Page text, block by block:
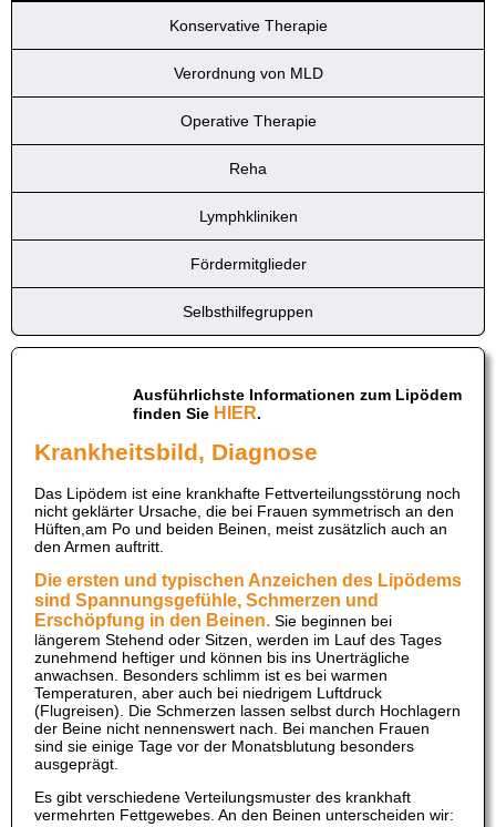
Konservative Therapie
Verordnung von MLD
Operative Therapie
Reha
Lymphkliniken
Fördermitglieder
Selbsthilfegruppen
Ausführlichste Informationen zum Lipödem
finden Sie HIER.
Krankheitsbild, Diagnose
Das Lipödem ist eine krankhafte Fettverteilungsstörung noch
nicht geklärter Ursache, die bei Frauen symmetrisch an den
Hüften,am Po und beiden Beinen, meist zusätzlich auch an
den Armen auftritt.
Die ersten und typischen Anzeichen des Lipödems
sind Spannungsgefühle, Schmerzen und
Erschöpfung in den Beinen. Sie beginnen bei
längerem Stehend oder Sitzen, werden im Lauf des Tages
zunehmend heftiger und können bis ins Unerträgliche
anwachsen. Besonders schlimm ist es bei warmen
Temperaturen, aber auch bei niedrigem Luftdruck
(Flugreisen). Die Schmerzen lassen selbst durch Hochlagern
der Beine nicht nennenswert nach. Bei manchen Frauen
sind sie einige Tage vor der Monatsblutung besonders
ausgeprägt.
Es gibt verschiedene Verteilungsmuster des krankhaft
vermehrten Fettgewebes. An den Beinen unterscheiden wir: